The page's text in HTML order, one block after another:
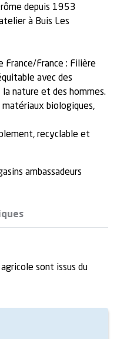
depuis 1953
à Buis Les
France/France : Filière
avec des
nature et des hommes.
biologiques,
recyclable et
ambassadeurs
sont issus du